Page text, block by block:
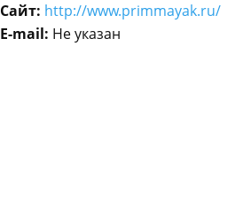
Сайт: http://www.primmayak.ru/
E-mail: Не указан